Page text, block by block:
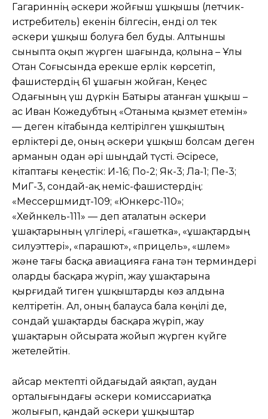
Гагариннің әскери жойғыш ұшқышы (летчик-
истребитель) екенін білгесін, енді ол тек
әскери ұшқыш болуға бел буды. Алтыншы
сыныпта оқып жүрген шағында, қолына – Ұлы
Отан Соғысында ерекше ерлік көрсетіп,
фашистердің 61 ұшағын жойған, Кеңес
Одағының үш дүркін Батыры атанған ұшқыш –
ас Иван Кожедубтың «Отаныма қызмет етемін»
— деген кітабында келтірілген ұшқыштың
ерліктері де, оның әскери ұшқыш болсам деген
арманын одан әрі шыңдай түсті. Әсіресе,
кітаптағы кеңестік: И-16; По-2; Як-3; Ла-1; Пе-3;
МиГ-3, сондай-ақ неміс-фашистердің:
«Мессершмидт-109; «Юнкерс-110»;
«Хейнкель-111» — деп аталатын әскери
ұшақтарының үлгілері, «гашетка», «ұшақтардың
силуэттері», «парашют», «прицель», «шлем»
және тағы басқа авиацияға ғана тән терминдері
оларды басқара жүріп, жау ұшақтарына
қырғидай тиген ұшқыштарды көз алдына
келтіретін. Ал, оның балауса бала көңілі де,
сондай ұшақтарды басқара жүріп, жау
ұшақтарын ойсырата жойып жүрген күйге
жетелейтін.
Қайсар мектепті ойдағыдай аяқтап, аудан
орталығындағы әскери комиссариатқа
жолығып, қандай әскери ұшқыштар